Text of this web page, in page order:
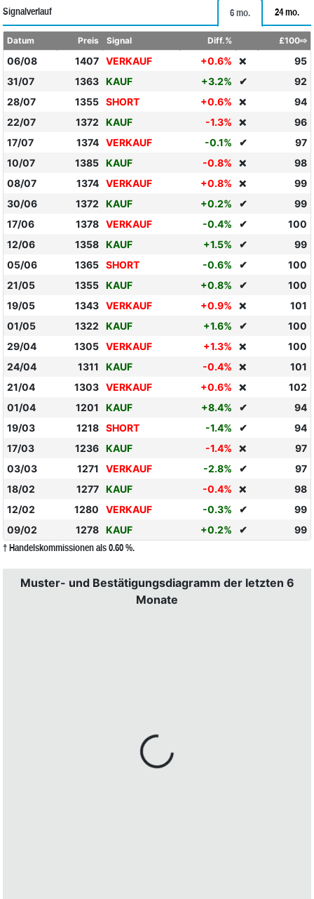
Signalverlauf 6 mo. 24 mo.
Datum Preis Signal Diff.% £100⇨
06/08 1407 VERKAUF +0.6% ❌
95
31/07
1363 KAUF +3.2% ✔
92
28/07
1355 SHORT +0.6% ❌
94
22/07
1372 KAUF -1.3% ❌
96
17/07
1374 VERKAUF -0.1% ✔
97
10/07
1385 KAUF -0.8% ❌
98
08/07
1374 VERKAUF +0.8% ❌
99
30/06
1372 KAUF +0.2% ✔
99
17/06
1378 VERKAUF -0.4% ✔
100
12/06
1358 KAUF +1.5% ✔
99
05/06
1365 SHORT -0.6% ✔
100
21/05
1355 KAUF +0.8% ✔
100
19/05
1343 VERKAUF +0.9% ❌
101
01/05
1322 KAUF +1.6% ✔
100
29/04
1305 VERKAUF +1.3% ❌
100
24/04
1311 KAUF -0.4% ❌
101
21/04
1303 VERKAUF +0.6% ❌
102
01/04
1201 KAUF +8.4% ✔
94
19/03
1218 SHORT -1.4% ✔
94
17/03
1236 KAUF -1.4% ❌
97
03/03
1271 VERKAUF -2.8% ✔
97
18/02
1277 KAUF -0.4% ❌
98
12/02
1280 VERKAUF -0.3% ✔
99
09/02
1278 KAUF +0.2% ✔ 99
† Handelskommissionen als 0.60 %.
Muster- und Bestätigungsdiagramm der letzten 6
Monate